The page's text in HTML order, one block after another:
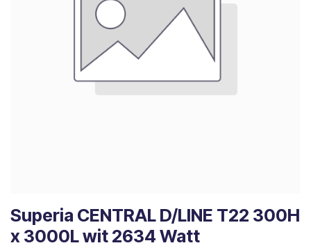
Superia CENTRAL D/LINE T22 300H
x 3000L wit 2634 Watt